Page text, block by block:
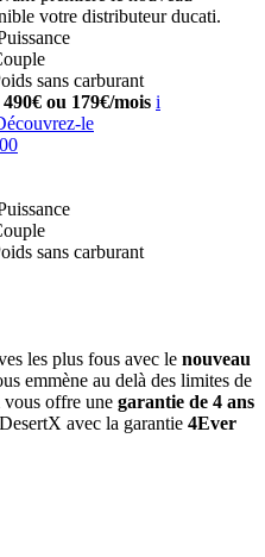
votre distributeur ducati.
sans carburant
ou 179€/mois i
le
sans carburant
les plus fous avec le nouveau
emmène au delà des limites de
offre une garantie de 4 ans
avec la garantie 4Ever